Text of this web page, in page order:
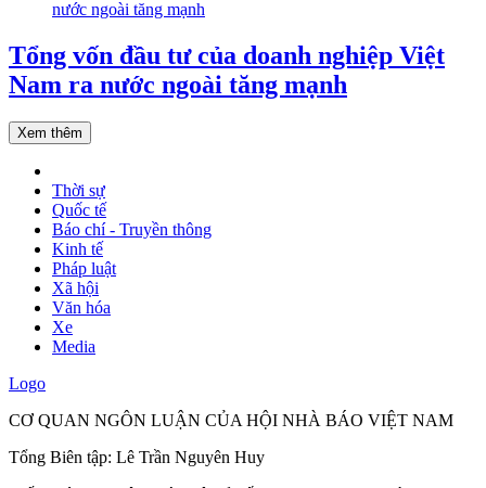
Tổng vốn đầu tư của doanh nghiệp Việt
Nam ra nước ngoài tăng mạnh
Xem thêm
Thời sự
Quốc tế
Báo chí - Truyền thông
Kinh tế
Pháp luật
Xã hội
Văn hóa
Xe
Media
Logo
CƠ QUAN NGÔN LUẬN CỦA HỘI NHÀ BÁO VIỆT NAM
Tổng Biên tập: Lê Trần Nguyên Huy